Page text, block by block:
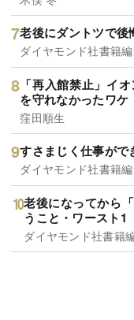
老後にダントツで後
ダイヤモンド社書籍
「再入館禁止」イ
を守れなかったワケ
窪田順生
すさまじく仕事がで
ダイヤモンド社書籍
老後になってから
うこと・ワースト1
ダイヤモンド社書籍